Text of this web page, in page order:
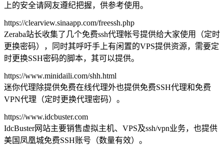
上的安全请网友遵纪把握，供参考使用。
https://clearview.sinaapp.com/freessh.php
Zeraba站长收集了几个免费ssh代理帐号提供给大家使用（定时
更换密码），同时其呼吁手上有闲置的VPS提供资源，需要定
时更换SSH密码的脚本，其可以提供。
https://www.minidaili.com/shh.html
迷你代理除提供免费在线代理外也提供免费SSH代理和免费
VPN代理（定时更换代理密码）。
https://www.idcbuster.com
IdcBuster网站主要销售虚拟主机、VPS及ssh/vpn业务，也提供
美国凤凰城免费SSH账号（数量有效）。